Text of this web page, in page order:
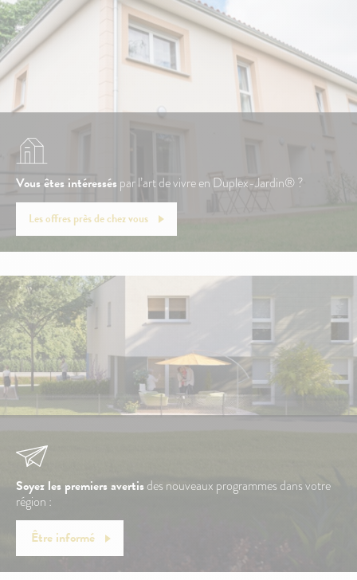
Vous êtes intéressés par l’art de vivre en Duplex-Jardin® ?
Les offres près de chez vous
Soyez les premiers avertisdes nouveaux programmes dans votre
région :
Être informé